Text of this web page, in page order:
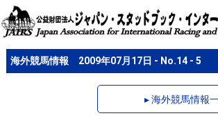
海外競馬情報 2009年07月17日 - No.14 - 5
▸ 海外競馬情報